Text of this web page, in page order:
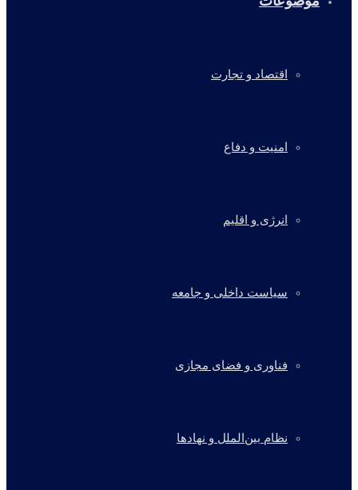
اقتصاد و تجارت
امنیت و دفاع
انرژی و اقلیم
سیاست داخلی و جامعه
فناوری و فضای مجازی
نظام بین‌الملل و نهادها